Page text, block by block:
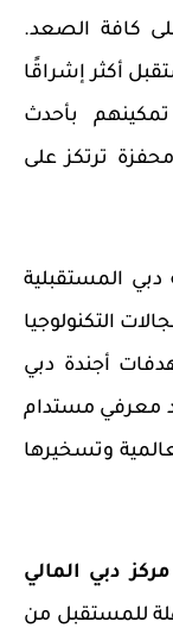
على كافة الصعد.
أكثر إشراقًا
تمكينهم بأحدث
ترتكز على
المستقبلية
التكنولوجيا
أجندة دبي
معرفي مستدام
وتسخيرها
دبي المالي
للمستقبل من